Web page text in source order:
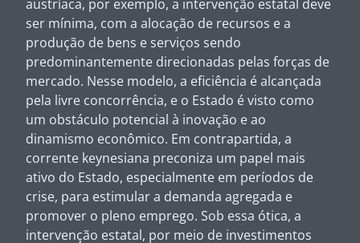
austríaca, por exemplo, a intervenção estatal deve
ser mínima, com a alocação de recursos e a
produção de bens e serviços sendo
predominantemente direcionadas pelas forças de
mercado. Nesse modelo, a eficiência é alcançada
pela livre concorrência, e o Estado é visto como
um obstáculo potencial à inovação e ao
dinamismo econômico. Em contrapartida, a
corrente keynesiana preconiza um papel mais
ativo do Estado, especialmente em períodos de
crise, para estimular a demanda agregada e
promover o pleno emprego. Sob essa ótica, a
intervenção estatal, por meio de investimentos